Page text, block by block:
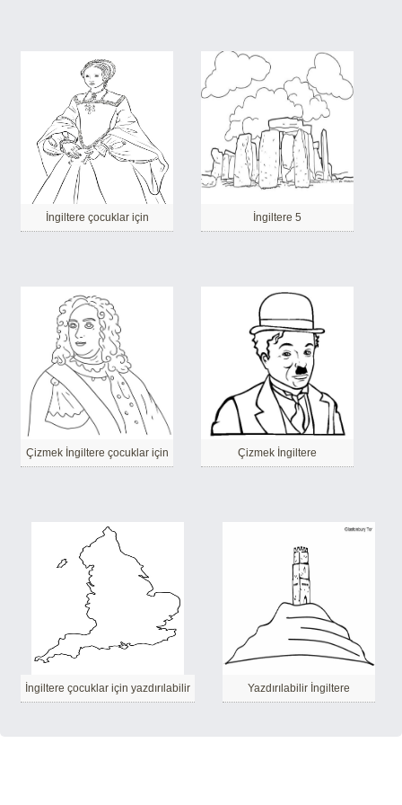
İngiltere çocuklar için İngiltere 5
Çizmek İngiltere çocuklar için Çizmek İngiltere
İngiltere çocuklar için yazdırılabilir Yazdırılabilir İngiltere